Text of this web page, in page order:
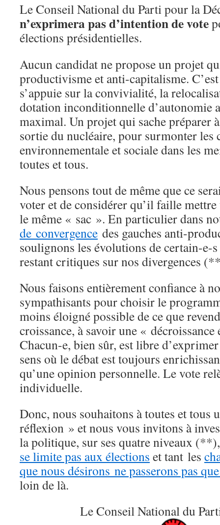
Le Conseil National du Parti pour la
n’exprimera pas d’intention de vote
élections présidentielles.
Aucun candidat ne propose un projet
productivisme et anti-capitalisme.
s’appuie sur la convivialité, la
dotation inconditionnelle d’autonomie
maximal. Un projet qui sache préparer
sortie du nucléaire, pour surmonter les
environnementale et sociale dans les
toutes et tous.
Nous pensons tout de même que ce
voter et de considérer qu’il faille
le même « sac ». En particulier dans
de convergence des gauches anti-
soulignons les évolutions de certain-e-s
restant critiques sur nos divergences
Nous faisons entièrement confiance à
sympathisants pour choisir le
moins éloigné possible de ce que
croissance, à savoir une «
Chacun-e, bien sûr, est libre
sens où le débat est toujours
qu’une opinion personnelle. Le vote
individuelle.
Donc, nous souhaitons à toutes et tous
réflexion » et nous vous invitons à
la politique, sur ses quatre niveaux
se limite pas aux élections et tant les
que nous désirons ne passerons pas
loin de là.
Le Conseil National du